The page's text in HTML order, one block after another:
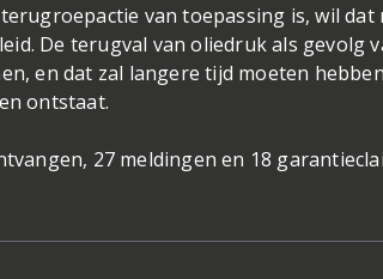
van toepassing is, wil dat
De terugval van oliedruk als gevolg
en dat zal langere tijd moeten hebben
ontstaat.
27 meldingen en 18